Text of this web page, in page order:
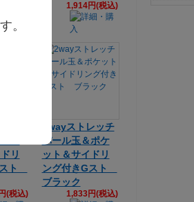
。
1,914円(税込)
チ
リ
ト
(税込)
2wayストレッチ
パール玉＆ポケ
ット＆サイドリ
ング付きGスト
ブラック
1,833円(税込)